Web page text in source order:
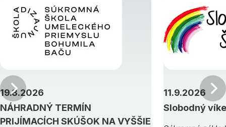
NÁHRADNÝ TERMÍN
PRIJÍMACÍCH SKÚŠOK NA VYŠŠIE
19.8.2026
Slobodný
11.9.2026
Predchádzajúci